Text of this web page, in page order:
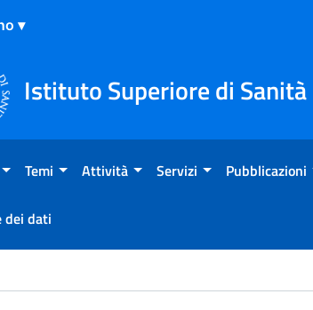
Istituto Superiore di Sanità
Temi Attività Servizi Pubblicazioni
dei dati
Ricerca - Home